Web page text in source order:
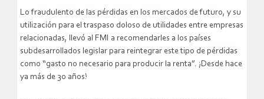
Lo fraudulento de las pérdidas en los mercados de futuro, y su
utilización para el traspaso doloso de utilidades entre empresas
relacionadas, llevó al FMI a recomendarles a los países
subdesarrollados legislar para reintegrar este tipo de pérdidas
como “gasto no necesario para producir la renta”. ¡Desde hace
ya más de 30 años!